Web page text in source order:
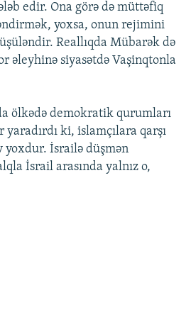
edir. Ona görə də müttəfiq
yoxsa, onun rejimini
Reallıqda Mübarək də
əleyhinə siyasətdə Vaşinqtonla
ölkədə demokratik qurumları
ki, islamçılara qarşı
yoxdur. İsrailə düşmən
İsrail arasında yalnız o,